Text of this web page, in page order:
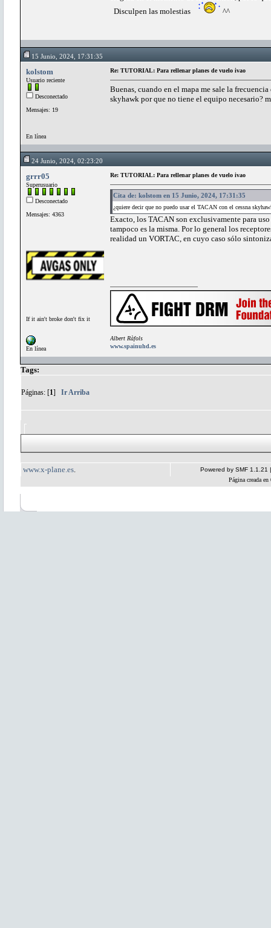
Disculpen las molestias
^^
15 Junio, 2024, 17:31:35
kolstom
Usuario reciente
Desconectado
Mensajes: 19
En línea
Re: TUTORIAL: Para rellenar planes de vuelo ivao
Buenas, cuando en el mapa me sale la
skyhawk por que no tiene el equipo necesario?
24 Junio, 2024, 02:23:20
grrr05
Superusuario
Desconectado
Mensajes: 4363
If it ain't broke don't fix it
En línea
Re: TUTORIAL: Para rellenar planes de vuelo ivao
Cita de: kolstom en 15 Junio, 2024, 17:31:35
¿quiere decir que no puedo usar el TACAN con el cessna
Exacto, los TACAN son exclusivamente para
tampoco es la misma. Por lo general los
realidad un VORTAC, en cuyo caso sólo
Albert Ràfols
www.spainuhd.es
Tags:
Páginas: [1] Ir Arriba
www.x-plane.es Powered by SMF 1.1.21
Página creada